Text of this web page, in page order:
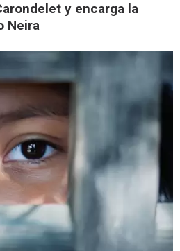
y encarga la
Neira